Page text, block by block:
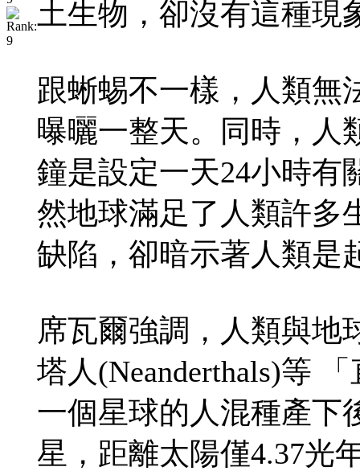
土生物，卻沒有這種現
跟蜥蜴不一樣，人類無
曝曬一整天。同時，人
鐘是設定一天24小時有
然地球滿足了人類許多
缺陷，卻暗示著人類是
席瓦爾強調，人類與地
塔人(Neanderthals)等
一個星球的人混種產下
星，距離太陽僅4.37光